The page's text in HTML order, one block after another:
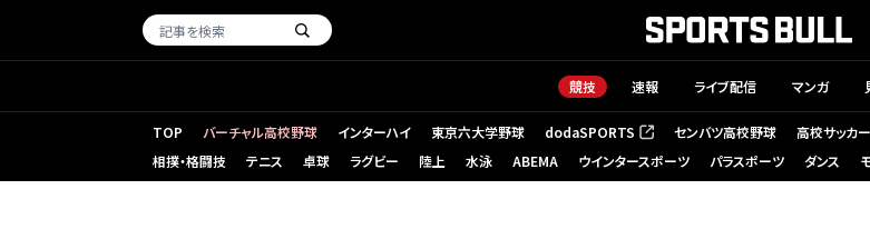
競技 速報 ライブ配信 マンガ
TOP バーチャル高校野球 インターハイ 東京六大学野球 dodaSPORTS
（新しいタブで開く） センバツ高校野球 高校サッカー
相撲・格闘技
テニス 卓球 ラグビー 陸上 水泳 ABEMA ウインタースポーツ パラスポーツ ダンス